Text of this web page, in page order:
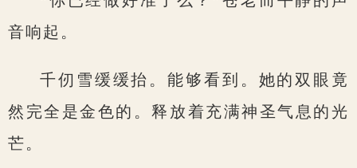
音响起。
千仞雪缓缓抬。能够看到。她的双眼竟
然完全是金色的。释放着充满神圣气息的光
芒。